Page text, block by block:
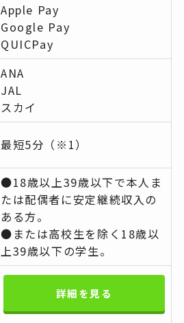
Apple Pay
Google Pay
QUICPay
ANA
JAL
スカイ
最短5分（※1）
●18歳以上39歳以下で本人ま
たは配偶者に安定継続収入の
ある方。
●または高校生を除く18歳以
上39歳以下の学生。
詳細を見る